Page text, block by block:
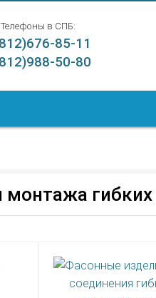
Телефоны в СПБ:
85-11
50-80
гибких